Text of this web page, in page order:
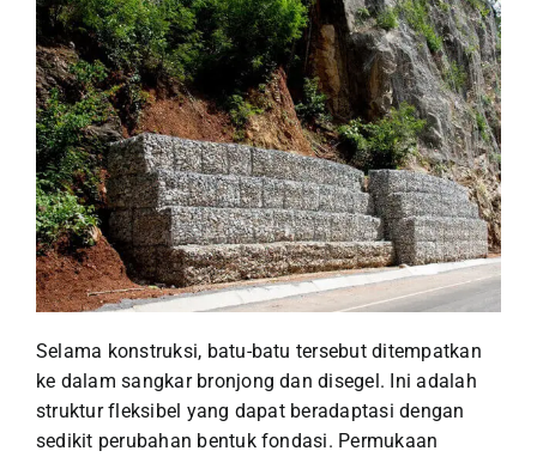
Selama konstruksi, batu-batu tersebut ditempatkan
ke dalam sangkar bronjong dan disegel. Ini adalah
struktur fleksibel yang dapat beradaptasi dengan
sedikit perubahan bentuk fondasi. Permukaan